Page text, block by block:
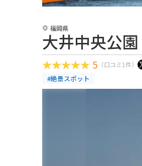
福岡県
大井中央公園
5 （口コミ1件）
#絶景スポット